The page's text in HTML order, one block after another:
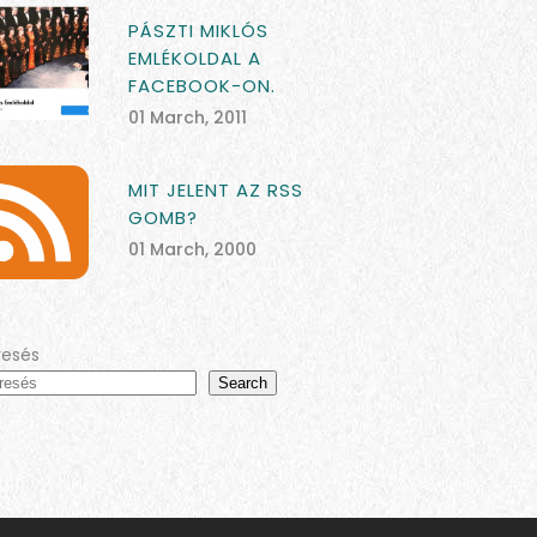
PÁSZTI MIKLÓS
EMLÉKOLDAL A
FACEBOOK-ON.
01 March, 2011
MIT JELENT AZ RSS
GOMB?
01 March, 2000
Search